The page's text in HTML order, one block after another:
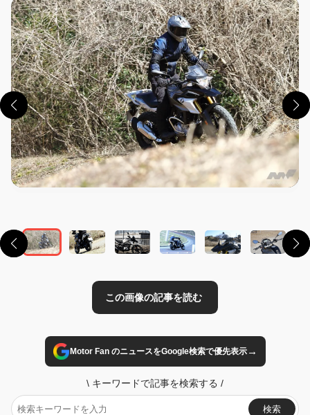
Motor Fan のニュースをGoogle検索で優先表示→
\ キーワードで記事を検索する /
検索